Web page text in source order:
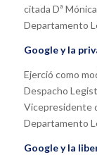
citada Dª
Departamento
Google y la
Ejerció como
Despacho
Vicepresidente
Departamento
Google y la